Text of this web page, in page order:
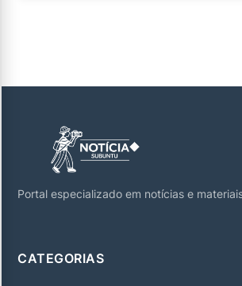
Portal especializado em notícias e
CATEGORIAS